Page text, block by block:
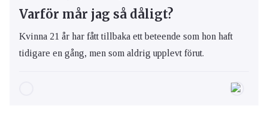
Varför mår jag så dåligt?
Kvinna 21 år har fått tillbaka ett beteende som hon haft
tidigare en gång, men som aldrig upplevt förut.